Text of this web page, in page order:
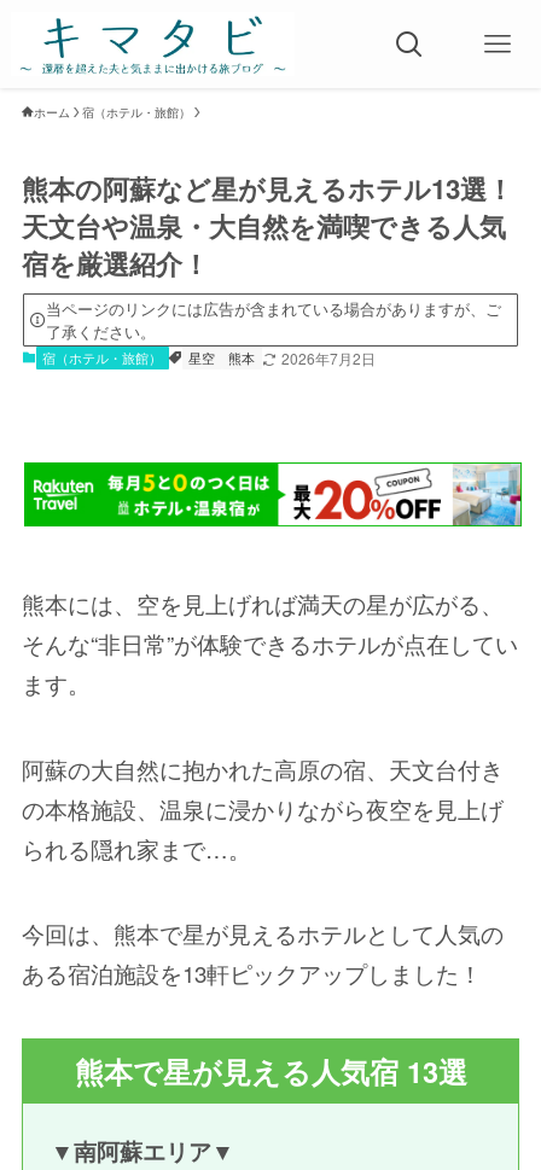
ホーム 宿（ホテル・旅館）
熊本の阿蘇など星が見えるホテル13選！
天文台や温泉・大自然を満喫できる人気
宿を厳選紹介！
当ページのリンクには広告が含まれている場合がありますが、ご
了承ください。
宿（ホテル・旅館） 星空 熊本 2026年7月2日
熊本には、空を見上げれば満天の星が広がる、
そんな“非日常”が体験できるホテルが点在してい
ます。
阿蘇の大自然に抱かれた高原の宿、天文台付き
の本格施設、温泉に浸かりながら夜空を見上げ
られる隠れ家まで…。
今回は、熊本で星が見えるホテルとして人気の
ある宿泊施設を13軒ピックアップしました！
熊本で星が見える 人気宿 13選
▼南阿蘇エリア▼